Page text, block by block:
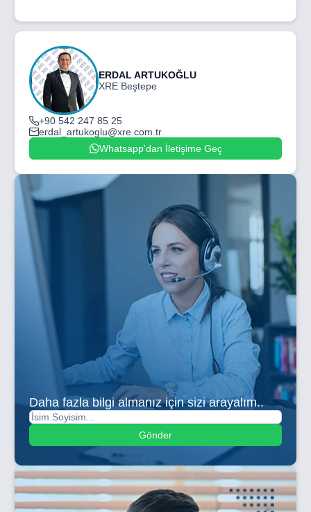
ERDAL ARTUKOĞLU
XRE Beştepe
+90 542 247 85 25
erdal_artukoglu@xre.com.tr
Whatsapp'dan İletişime Geç
Daha fazla bilgi almanız için sizi arayalım..
Gönder